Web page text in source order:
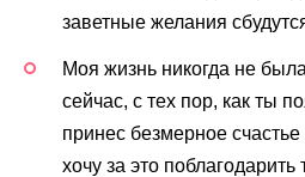
заветные желания
Моя жизнь никогда не
сейчас, с тех пор, как ты
принес безмерное
хочу за это